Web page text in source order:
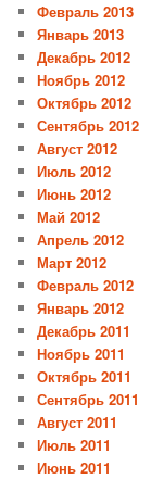
Февраль 2013
Январь 2013
Декабрь 2012
Ноябрь 2012
Октябрь 2012
Сентябрь 2012
Август 2012
Июль 2012
Июнь 2012
Май 2012
Апрель 2012
Март 2012
Февраль 2012
Январь 2012
Декабрь 2011
Ноябрь 2011
Октябрь 2011
Сентябрь 2011
Август 2011
Июль 2011
Июнь 2011